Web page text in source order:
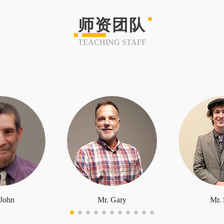
师资团队
TEACHING STAFF
Mr. Gary Mr.